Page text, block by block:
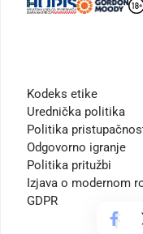
Kodeks etike
Urednička politika
Politika
Odgovorno igranje
Politika pritužbi
Izjava o modernom
GDPR